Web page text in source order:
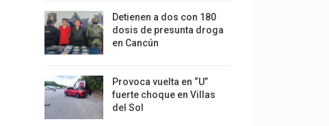
Detienen a dos con 180
dosis de presunta droga
en Cancún
Provoca vuelta en “U”
fuerte choque en Villas
del Sol